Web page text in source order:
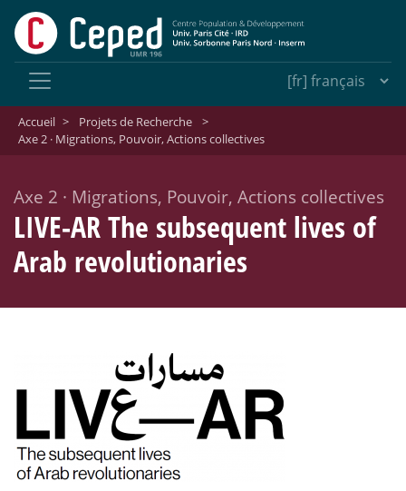
Accueil > Projets de Recherche
>
Axe 2 · Migrations, Pouvoir, Actions collectives
Axe 2 · Migrations, Pouvoir, Actions collectives
LIVE-AR The subsequent lives of
Arab revolutionaries